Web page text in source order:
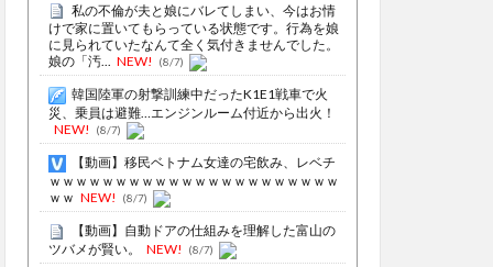
私の不倫が夫と娘にバレてしまい、今はお情
けで家に置いてもらっている状態です。行為を娘
に見られていたなんて全く気付きませんでした。
娘の「汚... NEW! (8/7)
韓国陸軍の射撃訓練中だったK1E1戦車で火
災、乗員は避難…エンジンルーム付近から出火！
NEW!
(8/7)
【動画】移民ベトナム女達の宅飲み、レベチ
ｗｗｗｗｗｗｗｗｗｗｗｗｗｗｗｗｗｗｗｗｗｗ
ｗｗ NEW! (8/7)
【動画】自動ドアの仕組みを理解した富山の
ツバメが賢い。
NEW! (8/7)